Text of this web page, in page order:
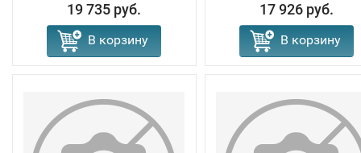
19 735 руб.
В корзину
17 926 руб.
В корзину